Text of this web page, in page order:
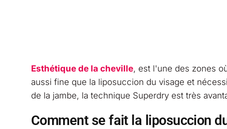
Esthétique de la cheville, est l'une des zones
aussi fine que la liposuccion du visage et
de la jambe, la technique Superdry est très
Comment se fait la liposuccion